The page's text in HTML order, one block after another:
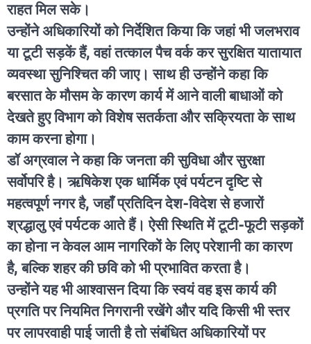
राहत मिल सके।
उन्होंने अधिकारियों को निर्देशित किया कि जहां भी जलभराव
या टूटी सड़कें हैं, वहां तत्काल पैच वर्क कर सुरक्षित यातायात
व्यवस्था सुनिश्चित की जाए। साथ ही उन्होंने कहा कि
बरसात के मौसम के कारण कार्य में आने वाली बाधाओं को
देखते हुए विभाग को विशेष सतर्कता और सक्रियता के साथ
काम करना होगा।
डॉ अग्रवाल ने कहा कि जनता की सुविधा और सुरक्षा
सर्वोपरि है। ऋषिकेश एक धार्मिक एवं पर्यटन दृष्टि से
महत्वपूर्ण नगर है, जहाँ प्रतिदिन देश-विदेश से हजारों
श्रद्धालु एवं पर्यटक आते हैं। ऐसी स्थिति में टूटी-फूटी सड़कों
का होना न केवल आम नागरिकों के लिए परेशानी का कारण
है, बल्कि शहर की छवि को भी प्रभावित करता है।
उन्होंने यह भी आश्वासन दिया कि स्वयं वह इस कार्य की
प्रगति पर नियमित निगरानी रखेंगे और यदि किसी भी स्तर
पर लापरवाही पाई जाती है तो संबंधित अधिकारियों पर